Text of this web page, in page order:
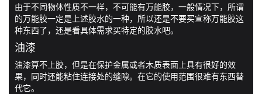
由于不同物体性质不一样，不可能有万能胶，一般情况下，所谓
的万能胶一定是上述胶水的一种，所以还是不要买宣称万能胶这
种东西了，还是看具体需求买特定的胶水吧。
油漆
油漆算不上胶，但是在保护金属或者木质表面上具有很好的效
果，同时还能粘住连接处的缝隙。在它的使用范围很难有东西替
代它。